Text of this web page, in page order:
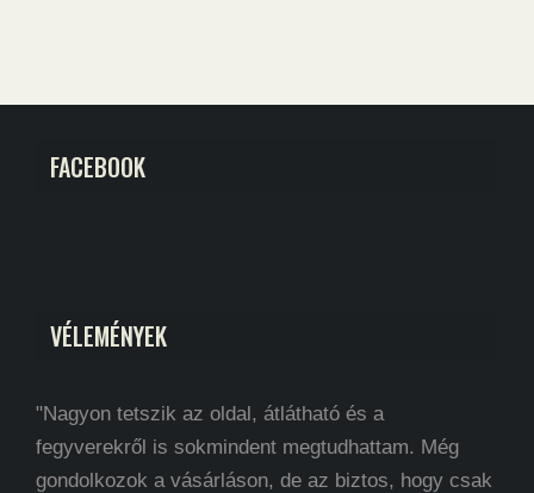
FACEBOOK
VÉLEMÉNYEK
"Nagyon tetszik az oldal, átlátható és a
fegyverekről is sokmindent megtudhattam. Még
gondolkozok a vásárláson, de az biztos, hogy csak